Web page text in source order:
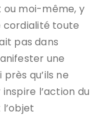
ou moi-même, y
cordialité toute
pas dans
une
qu’ils ne
l’action du